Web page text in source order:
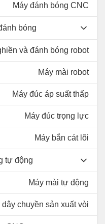
Máy đánh bóng CNC
bóng
và đánh bóng robot
Máy mài robot
Máy đúc áp suất thấp
Máy đúc trọng lực
Máy bắn cát lõi
tự động
Máy mài tự động
chuyền sản xuất vòi